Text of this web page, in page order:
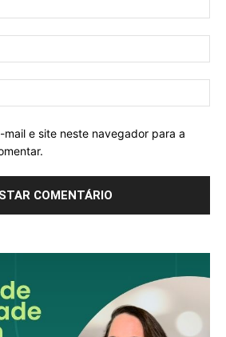
mail e site neste navegador para a